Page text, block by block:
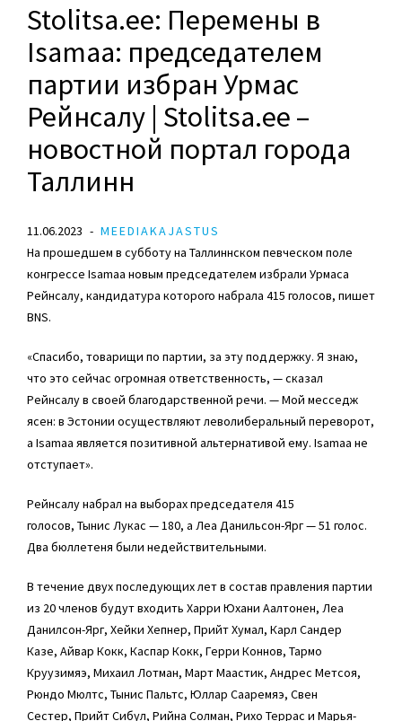
Stolitsa.ee: Перемены в
Isamaa: председателем
партии избран Урмас
Рейнсалу | Stolitsa.ee –
новостной портал города
Таллинн
11.06.2023
MEEDIAKAJASTUS
На прошедшем в субботу на Таллиннском певческом поле
конгрессе Isamaa новым председателем избрали Урмаса
Рейнсалу, кандидатура которого набрала 415 голосов, пишет
BNS.
«Спасибо, товарищи по партии, за эту поддержку. Я знаю,
что это сейчас огромная ответственность, — сказал
Рейнсалу в своей благодарственной речи. — Мой месседж
ясен: в Эстонии осуществляют леволиберальный переворот,
а Isamaa является позитивной альтернативой ему. Isamaa не
отступает».
Рейнсалу набрал на выборах председателя 415
голосов, Тынис Лукас — 180, а Леа Данильсон-Ярг— 51 голос.
Два бюллетеня были недействительными.
В течение двух последующих лет в состав правления партии
из 20 членов будут входить Харри Юхани Аалтонен, Леа
Данилсон-Ярг, Хейки Хепнер, Прийт Хумал, Карл Сандер
Казе, Айвар Кокк, Каспар Кокк, Герри Коннов, Тармо
Круузимяэ, Михаил Лотман, Март Маастик, Андрес Метсоя,
Рюндо Мюлтс, Тынис Пальтс, Юллар Сааремяэ, Свен
Сестер, Прийт Сибул, Рийна Солман, Рихо Террас и Марья-